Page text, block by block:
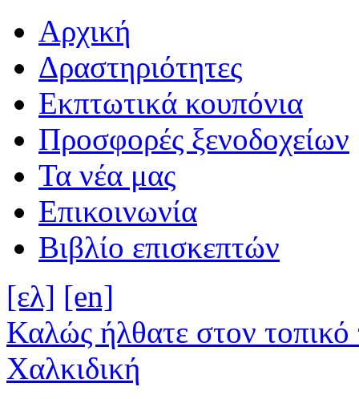
Αρχική
Δραστηριότητες
Εκπτωτικά κουπόνια
Προσφορές ξενοδοχείων
Τα νέα μας
Επικοινωνία
Βιβλίο επισκεπτών
[ελ] [en]
Καλώς ήλθατε στον τοπικό
Χαλκιδική